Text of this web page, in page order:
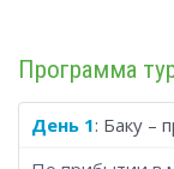
природными
застольями с
грузинской
народов и
Программа
День 1: Баку –